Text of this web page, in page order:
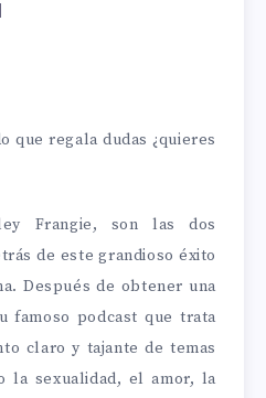
que regala dudas ¿quieres
Frangie, son las dos
de este grandioso éxito
Después de obtener una
famoso podcast que trata
claro y tajante de temas
la sexualidad, el amor, la